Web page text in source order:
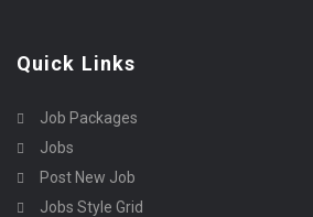
Quick Links
Job Packages
Jobs
Post New Job
Jobs Style Grid